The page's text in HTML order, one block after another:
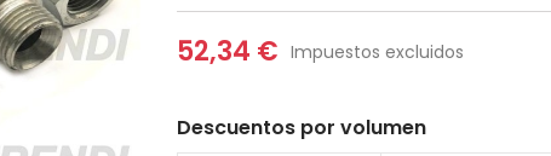
52,34 € Impuestos excluidos
Descuentos por volumen